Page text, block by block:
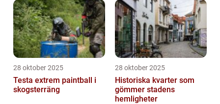
28 oktober 2025
Testa extrem paintball i
skogsterräng
28 oktober 2025
Historiska kvarter som
gömmer stadens
hemligheter